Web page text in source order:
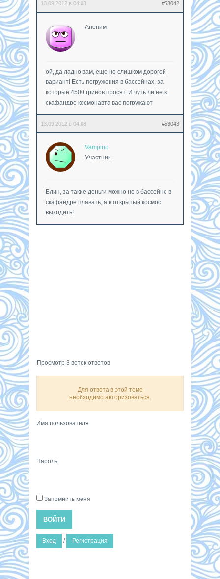
13.09.2012 в 04:03 #53042
Аноним
ой, да ладно вам, еще не слишком дорогой
вариант! Есть погружения в бассейнах, за
которые 4500 гринов просят. И чуть ли не в
скафандре космонавта вас погружают
13.09.2012 в 04:08 #53043
Vampirio
Участник
Блин, за такие деньги можно не в бассейне в
скафандре плавать, а в открытый космос
выходить!
Просмотр 3 веток ответов
Для ответа в этой теме
необходимо авторизоваться.
Имя пользователя:
Пароль:
Запомнить меня
ВОЙТИ
Вход / Регистрация